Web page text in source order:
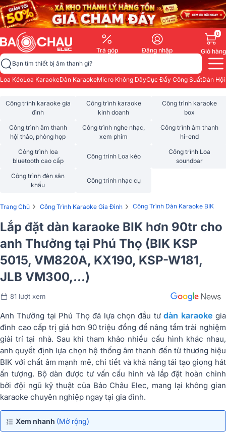
Trả góp Đăng nhập
0
Giỏ hàng
Bạn tìm thiết bị âm thanh gì?
Loa KéoLoa KaraokeDàn KaraokeMicro Không DâyCục Đẩy Công SuấtDàn
Công trình karaoke gia
đình
Công trình karaoke
kinh doanh
Công trình karaoke
box
Công trình âm thanh
hội thảo, phòng họp
Công trình nghe nhạc,
xem phim
Công trình âm thanh
hi-end
Công trình loa
bluetooth cao cấp
Công trình Loa kéo
Công trình Loa
soundbar
Công trình đèn sân
khấu
Công trình nhạc cụ
Trang Chủ › Công Trình Karaoke Gia Đình › Công Trình Dàn Karaoke BIK
Lắp đặt dàn karaoke BIK hơn 90tr cho
anh Thưởng tại Phú Thọ (BIK KSP
5015, VM820A, KX190, KSP-W181,
JLB VM300,…)
81 lượt xem
Anh Thưởng tại Phú Thọ đã lựa chọn đầu tưdàn karaoke gia
đình cao cấp trị giá hơn 90 triệu đồng để nâng tầm trải nghiệm
giải trí tại nhà. Sau khi tham khảo nhiều cấu hình khác nhau,
anh quyết định lựa chọn hệ thống âm thanh đến từ thương hiệu
BIK với chất âm mạnh mẽ, chi tiết và khả năng tái tạo giọng hát
ấn tượng. Bộ dàn được tư vấn cấu hình và lắp đặt hoàn chỉnh
bởi đội ngũ kỹ thuật của Bảo Châu Elec, mang lại không gian
karaoke chuyên nghiệp ngay tại gia đình.
Xem nhanh (Mở rộng)